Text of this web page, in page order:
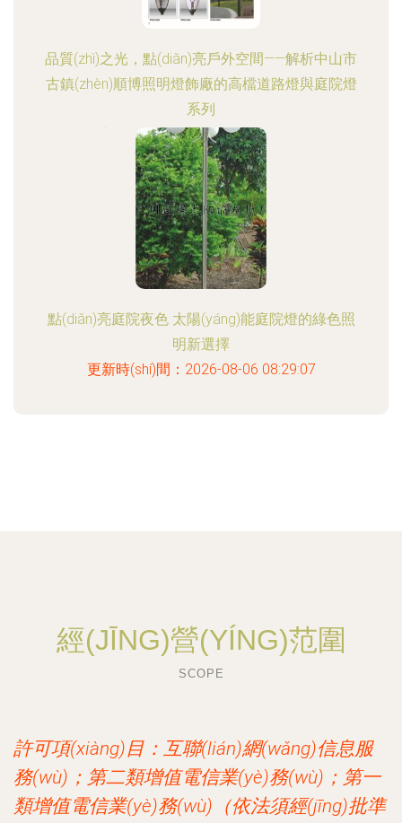
品質(zhì)之光，點(diǎn)亮戶外空間——解析中山市
古鎮(zhèn)順博照明燈飾廠的高檔道路燈與庭院燈
系列
更新時(shí)間：2026-08-06 22:19:12
點(diǎn)亮庭院夜色 太陽(yáng)能庭院燈的綠色照
明新選擇
更新時(shí)間：2026-08-06 08:29:07
經(JĪNG)營(YÍNG)范圍
SCOPE
許可項(xiàng)目：互聯(lián)網(wǎng)信息服
務(wù)；第二類增值電信業(yè)務(wù)；第一
類增值電信業(yè)務(wù)（依法須經(jīng)批準